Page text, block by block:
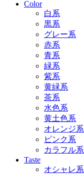
Color
白系
黒系
グレー系
赤系
青系
緑系
紫系
黄緑系
茶系
水色系
黄土色系
オレンジ系
ピンク系
カラフル系
Taste
オシャレ系